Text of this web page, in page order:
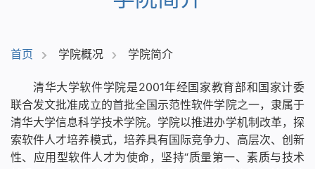
首页 学院概况 学院简介
清华大学软件学院是2001年经国家教育部和国家计委
联合发文批准成立的首批全国示范性软件学院之一，隶属于
清华大学信息科学技术学院。学院以推进办学机制改革，探
索软件人才培养模式，培养具有国际竞争力、高层次、创新
性、应用型软件人才为使命，坚持“质量第一、素质与技术